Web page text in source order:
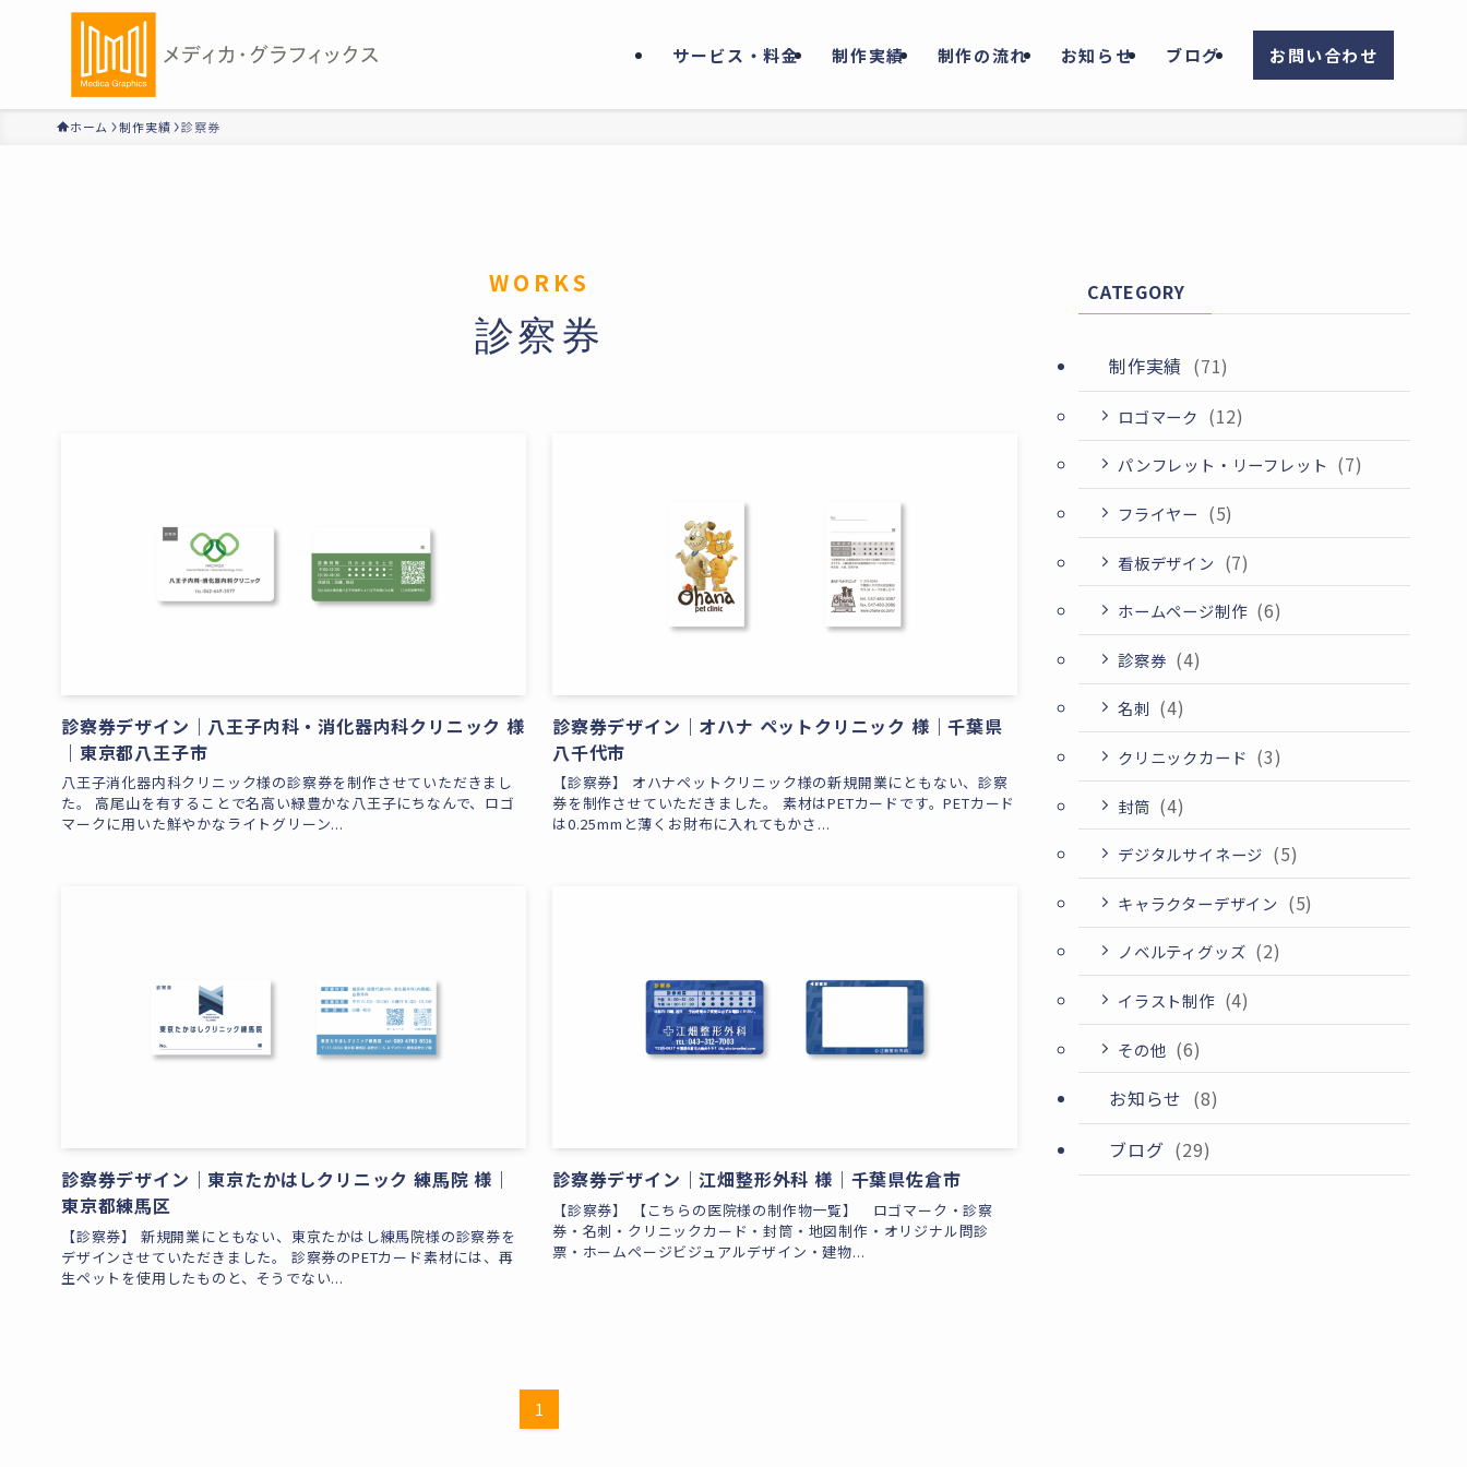
サービス・料金 制作実績 制作の流れ お知らせ ブログ お問い合わせ
ホーム 制作実績 診察券
診察券
診察券デザイン｜八王子内科・消化器内科クリニック 様
｜東京都八王子市
八王子消化器内科クリニック様の診察券を制作させていただきまし
た。 高尾山を有することで名高い緑豊かな八王子にちなんで、ロゴ
マークに用いた鮮やかなライトグリーン...
診察券デザイン｜オハナ ペットクリニック 様｜千葉県
八千代市
【診察券】 オハナペットクリニック様の新規開業にともない、診察
券を制作させていただきました。 素材はPETカードです。PETカード
は0.25mmと薄くお財布に入れてもかさ...
診察券デザイン｜東京たかはしクリニック 練馬院 様｜
東京都練馬区
【診察券】 新規開業にともない、東京たかはし練馬院様の診察券を
デザインさせていただきました。 診察券のPETカード素材には、再
生ペットを使用したものと、そうでない...
診察券デザイン｜江畑整形外科 様｜千葉県佐倉市
【診察券】 【こちらの医院様の制作物一覧】 ロゴマーク・診察
券・名刺・クリニックカード・封筒・地図制作・オリジナル問診
票・ホームページビジュアルデザイン・建物...
1
CATEGORY
制作実績 (71)
ロゴマーク (12)
パンフレット・リーフレット (7)
フライヤー (5)
看板デザイン (7)
ホームページ制作 (6)
診察券 (4)
名刺 (4)
クリニックカード (3)
封筒 (4)
デジタルサイネージ (5)
キャラクターデザイン (5)
ノベルティグッズ (2)
イラスト制作 (4)
その他 (6)
お知らせ (8)
ブログ (29)